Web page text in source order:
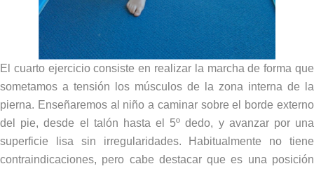
El cuarto ejercicio consiste en realizar la marcha de forma que
sometamos a tensión los músculos de la zona interna de la
pierna. Enseñaremos al niño a caminar sobre el borde externo
del pie, desde el talón hasta el 5º dedo, y avanzar por una
superficie lisa sin irregularidades. Habitualmente no tiene
contraindicaciones, pero cabe destacar que es una posición